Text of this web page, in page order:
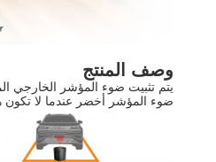
وصف المنتج
يتم تثبيت ضوء المؤشر الخارجي
ضوء المؤشر أخضر عندما لا تكون